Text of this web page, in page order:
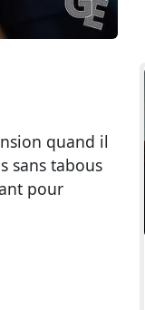
quand il
sans tabous
pour